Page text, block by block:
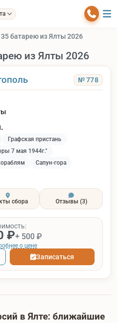
35 батарею из Ялты 2026
из Ялты 2026
№ 778
Графская пристань
7 мая 1944г."
Сапун-гора
сбора Отзывы (3)
₽+ 500 ₽
о цене
Записаться
в Ялте: ближайшие